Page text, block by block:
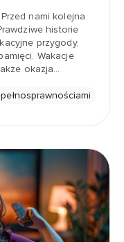
nami kolejna
historie
przygody,
Wakacje
okazja…